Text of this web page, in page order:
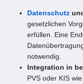
Datenschutz
gesetzlichen
erfüllen. Eine
notwendig.
Integration in
PVS oder KIS